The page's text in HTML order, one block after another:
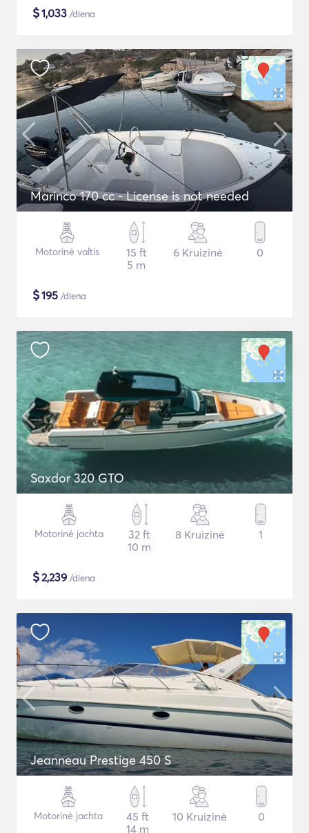
$1,033 /diena
Marinco 170 cc - License is not needed
Motorinė valtis
15 ft
5 m
6 Kruizinė 0
$195 /diena
Saxdor 320 GTO
Motorinė jachta
32 ft
10 m
8 Kruizinė 1
$2,239 /diena
Jeanneau Prestige 450 S
Motorinė jachta
45 ft
14 m
10 Kruizinė 0